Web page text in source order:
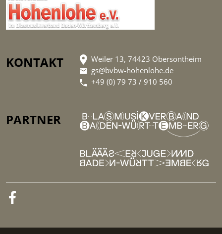
KONTAKT
Weiler 13, 74423 Obersontheim
gs@bvbw-hohenlohe.de
+49 (0) 79 73 / 910 560
PARTNER